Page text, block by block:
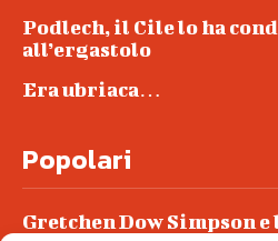
Podlech, il Cile lo ha
all’ergastolo
Era ubriaca…
Popolari
Gretchen Dow Simpson